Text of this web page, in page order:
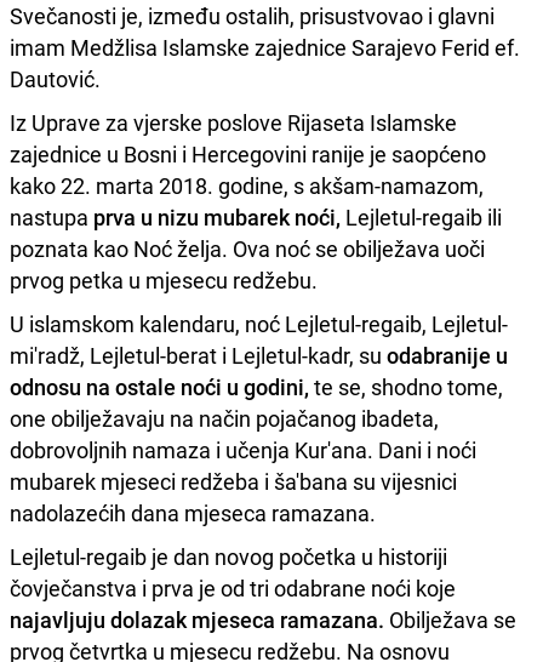
Svečanosti je, između ostalih, prisustvovao i glavni
imam Medžlisa Islamske zajednice Sarajevo Ferid ef.
Dautović.
Iz Uprave za vjerske poslove Rijaseta Islamske
zajednice u Bosni i Hercegovini ranije je saopćeno
kako 22. marta 2018. godine, s akšam-namazom,
nastupa prva u nizu mubarek noći, Lejletul-regaib ili
poznata kao Noć želja. Ova noć se obilježava uoči
prvog petka u mjesecu redžebu.
U islamskom kalendaru, noć Lejletul-regaib, Lejletul-
mi'radž, Lejletul-berat i Lejletul-kadr, su odabranije u
odnosu na ostale noći u godini, te se, shodno tome,
one obilježavaju na način pojačanog ibadeta,
dobrovoljnih namaza i učenja Kur'ana. Dani i noći
mubarek mjeseci redžeba i ša'bana su vijesnici
nadolazećih dana mjeseca ramazana.
Lejletul-regaib je dan novog početka u historiji
čovječanstva i prva je od tri odabrane noći koje
najavljuju dolazak mjeseca ramazana. Obilježava se
prvog četvrtka u mjesecu redžebu. Na osnovu